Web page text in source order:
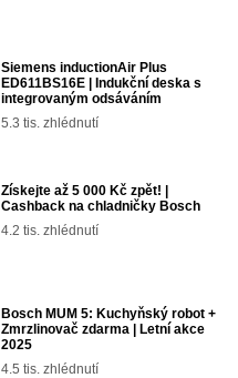
Siemens inductionAir Plus
ED611BS16E | Indukční deska s
integrovaným odsáváním
5.3 tis. zhlédnutí
Získejte až 5 000 Kč zpět! |
Cashback na chladničky Bosch
4.2 tis. zhlédnutí
Bosch MUM 5: Kuchyňský robot +
Zmrzlinovač zdarma | Letní akce
2025
4.5 tis. zhlédnutí